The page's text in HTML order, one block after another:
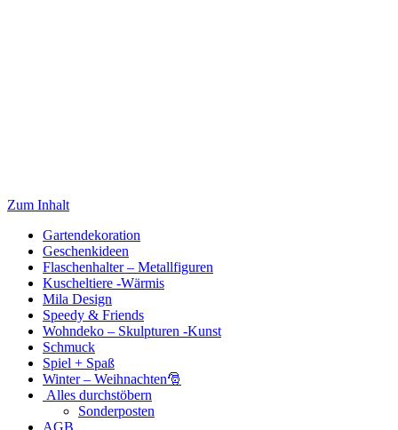
Zum Inhalt
Gartendekoration
Geschenkideen
Flaschenhalter – Metallfiguren
Kuscheltiere -Wärmis
Mila Design
Speedy & Friends
Wohndeko – Skulpturen -Kunst
Schmuck
Spiel + Spaß
Winter – Weihnachten🎅
Alles durchstöbern
Sonderposten
AGB